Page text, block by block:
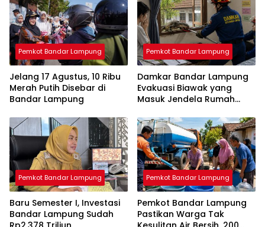
Pemkot Bandar Lampung
Jelang 17 Agustus, 10 Ribu
Merah Putih Disebar di
Bandar Lampung
Pemkot Bandar Lampung
Damkar Bandar Lampung
Evakuasi Biawak yang
Masuk Jendela Rumah
Pemkot Bandar Lampung
Baru Semester I, Investasi
Bandar Lampung Sudah
Pemkot Bandar Lampung
Pemkot Bandar Lampung
Pastikan Warga Tak